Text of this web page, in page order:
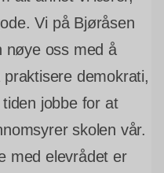
Vi på Bjøråsen
nøye oss med å
demokrati,
jobbe for at
skolen vår.
med elevrådet er